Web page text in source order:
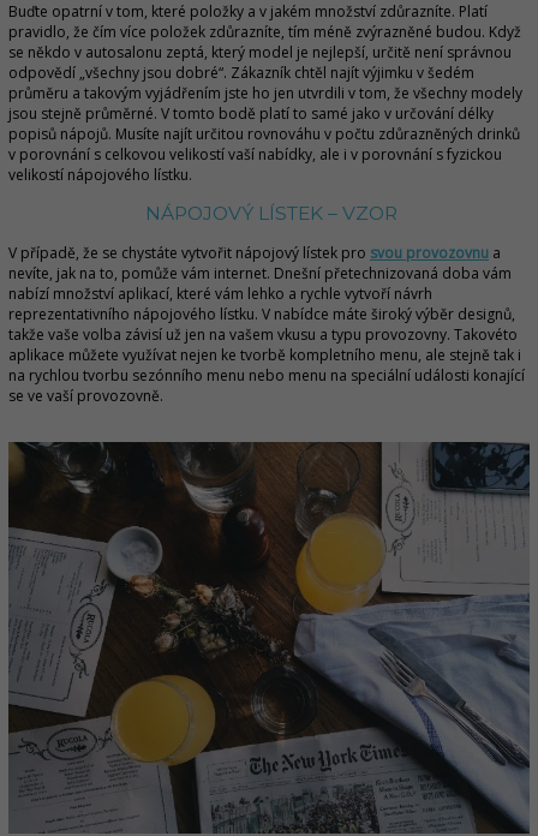
Buďte opatrní v tom, které položky a v jakém množství zdůrazníte. Platí
pravidlo, že čím více položek zdůrazníte, tím méně zvýrazněné budou. Když
se někdo v autosalonu zeptá, který model je nejlepší, určitě není správnou
odpovědí „všechny jsou dobré“. Zákazník chtěl najít výjimku v šedém
průměru a takovým vyjádřením jste ho jen utvrdili v tom, že všechny modely
jsou stejně průměrné. V tomto bodě platí to samé jako v určování délky
popisů nápojů. Musíte najít určitou rovnováhu v počtu zdůrazněných drinků
v porovnání s celkovou velikostí vaší nabídky, ale i v porovnání s fyzickou
velikostí nápojového lístku.
NÁPOJOVÝ LÍSTEK – VZOR
V případě, že se chystáte vytvořit nápojový lístek pro svou provozovnu a
nevíte, jak na to, pomůže vám internet. Dnešní přetechnizovaná doba vám
nabízí množství aplikací, které vám lehko a rychle vytvoří návrh
reprezentativního nápojového lístku. V nabídce máte široký výběr designů,
takže vaše volba závisí už jen na vašem vkusu a typu provozovny. Takovéto
aplikace můžete využívat nejen ke tvorbě kompletního menu, ale stejně tak i
na rychlou tvorbu sezónního menu nebo menu na speciální události konající
se ve vaší provozovně.